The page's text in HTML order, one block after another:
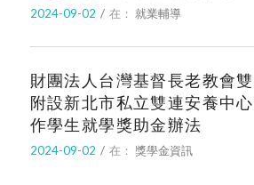
2024-09-02 / 在： 就業輔導
財團法人台灣基督長老教會
附設新北市私立雙連安養中
作學生就學獎助金辦法
2024-09-02 / 在： 獎學金資訊